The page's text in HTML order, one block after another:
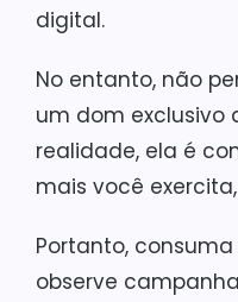
digital.
No entanto, não
um dom exclusivo
realidade, ela é
mais você
Portanto,
observe